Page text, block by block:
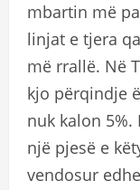
mbartin më
linjat e tjera
më rrallë. Në
kjo përqindje
nuk kalon
një pjesë e
vendosur